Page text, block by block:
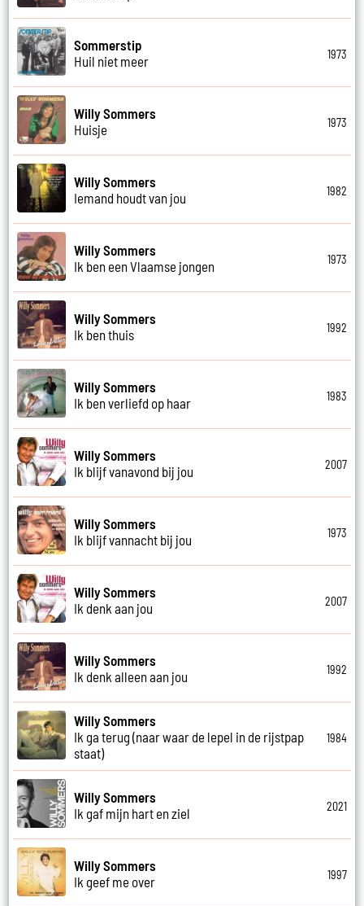
Sommerstip
Huil niet meer
1973
Willy Sommers
Huisje
1973
Willy Sommers
Iemand houdt van jou
1982
Willy Sommers
Ik ben een Vlaamse jongen
1973
Willy Sommers
Ik ben thuis
1992
Willy Sommers
Ik ben verliefd op haar
1983
Willy Sommers
Ik blijf vanavond bij jou
2007
Willy Sommers
Ik blijf vannacht bij jou
1973
Willy Sommers
Ik denk aan jou
2007
Willy Sommers
Ik denk alleen aan jou
1992
Willy Sommers
Ik ga terug (naar waar de lepel in de rijstpap
staat)
1984
Willy Sommers
Ik gaf mijn hart en ziel
2021
Willy Sommers
Ik geef me over
1997